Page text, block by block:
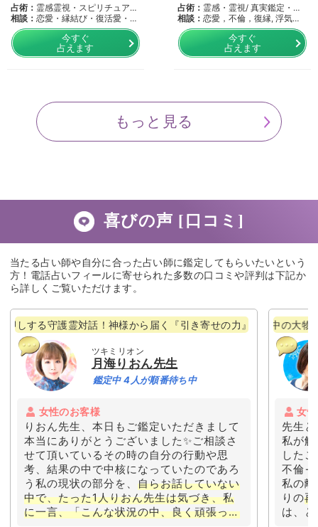
占術： 霊感霊視・スピリチュアル
リ…
相談： 恋愛・縁結び・復活愛・復
縁…
今すぐ
占えます
占術： 霊感・霊視/ 真実鑑定・
龍…
相談：恋愛，不倫，復縁, 浮気，
…
今すぐ
占えます
もっと見る
喜びの声 [口コミ]
当たる占い師や自分に合った占い師に鑑定してもらいたいという
方！電話占いフィールに寄せられた多数の口コミや評判は下記か
ら詳しくご覧いただけます。
護霊対話！神様から届く『引き寄せの力』が願いを成就へと導く！
ツキミリオン
月海りおん先生
鑑定中 4人が順番待ち中
女性のお客様
りおん先生、本日もご鑑定いただきまして
本当にありがとうございました✨ご相談さ
せて頂いているその時の自分の行動や思
考、結果の中で中核になっていたのであろ
う私の現状の部分を、 自らお話していない
中で、たった1人りおん先生は気づき、私
に一言、「こんな状況の中、良く頑張った
業界で話題沸騰中の大物占い師と
女
先生
私が
した
不倫→
私の
りの
は、